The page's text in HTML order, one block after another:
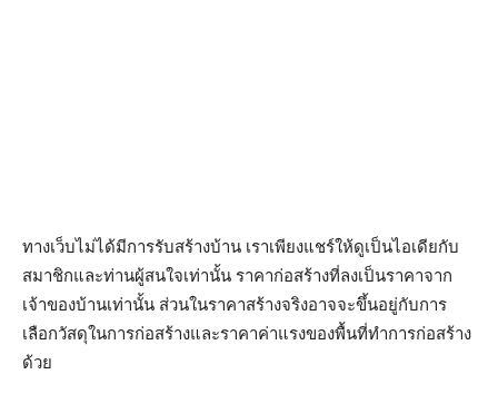
ทางเว็บไม่ได้มีการรับสร้างบ้าน เราเพียงแชร์ให้ดูเป็นไอเดียกับ
สมาชิกและท่านผู้สนใจเท่านั้น ราคาก่อสร้างที่ลงเป็นราคาจาก
เจ้าของบ้านเท่านั้น ส่วนในราคาสร้างจริงอาจจะขึ้นอยู่กับการ
เลือกวัสดุในการก่อสร้างและราคาค่าแรงของพื้นที่ทำการก่อสร้าง
ด้วย